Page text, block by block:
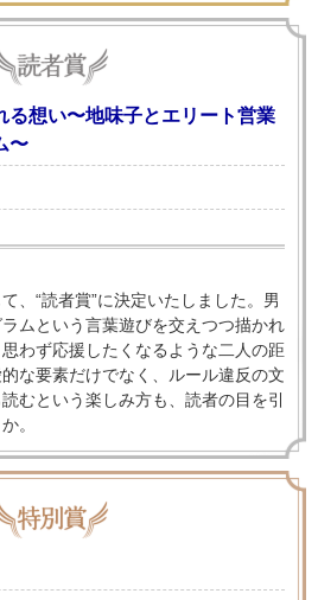
る想い〜地味子とエリート営業
〜
、“読者賞”に決定いたしました。男
ムという言葉遊びを交えつつ描かれ
わず応援したくなるような二人の距
な要素だけでなく、ルール違反の文
むという楽しみ方も、読者の目を引
。